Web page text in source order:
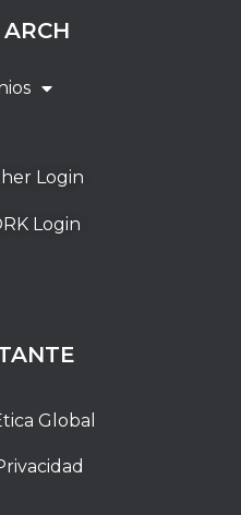
Login
Login
Global